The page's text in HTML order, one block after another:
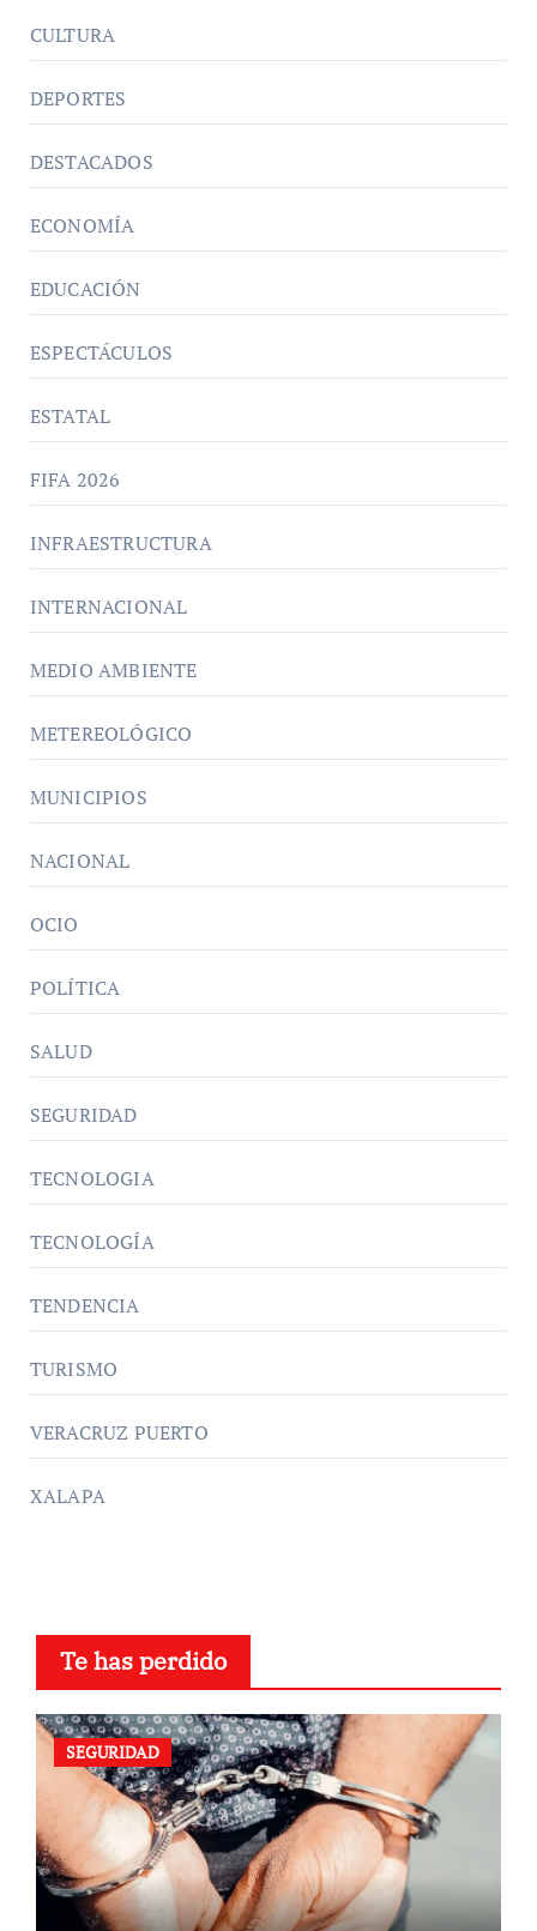
CULTURA
DEPORTES
DESTACADOS
ECONOMÍA
EDUCACIÓN
ESPECTÁCULOS
ESTATAL
FIFA 2026
INFRAESTRUCTURA
INTERNACIONAL
MEDIO AMBIENTE
METEREOLÓGICO
MUNICIPIOS
NACIONAL
OCIO
POLÍTICA
SALUD
SEGURIDAD
TECNOLOGIA
TECNOLOGÍA
TENDENCIA
TURISMO
VERACRUZ PUERTO
XALAPA
Te has perdido
SEGURIDAD